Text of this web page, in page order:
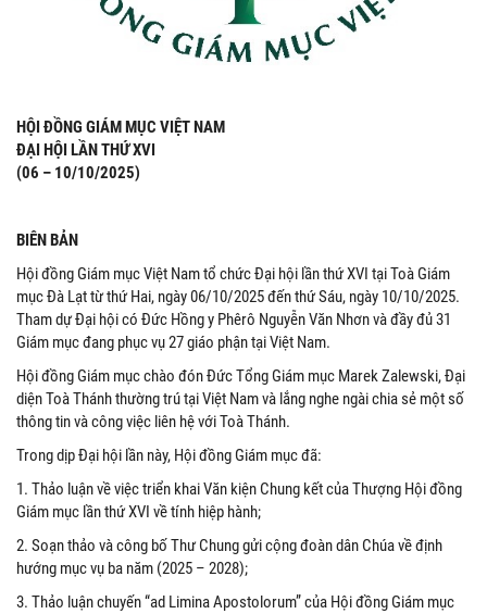
HỘI ĐỒNG GIÁM MỤC VIỆT NAM
ĐẠI HỘI LẦN THỨ XVI
(06 – 10/10/2025)
BIÊN BẢN
Hội đồng Giám mục Việt Nam tổ chức Đại hội lần thứ XVI tại Toà Giám
mục Đà Lạt từ thứ Hai, ngày 06/10/2025 đến thứ Sáu, ngày 10/10/2025.
Tham dự Đại hội có Đức Hồng y Phêrô Nguyễn Văn Nhơn và đầy đủ 31
Giám mục đang phục vụ 27 giáo phận tại Việt Nam.
Hội đồng Giám mục chào đón Đức Tổng Giám mục Marek Zalewski, Đại
diện Toà Thánh thường trú tại Việt Nam và lắng nghe ngài chia sẻ một số
thông tin và công việc liên hệ với Toà Thánh.
Trong dịp Đại hội lần này, Hội đồng Giám mục đã:
1. Thảo luận về việc triển khai Văn kiện Chung kết của Thượng Hội đồng
Giám mục lần thứ XVI về tính hiệp hành;
2. Soạn thảo và công bố Thư Chung gửi cộng đoàn dân Chúa về định
hướng mục vụ ba năm (2025 – 2028);
3. Thảo luận chuyến “ad Limina Apostolorum” của Hội đồng Giám mục